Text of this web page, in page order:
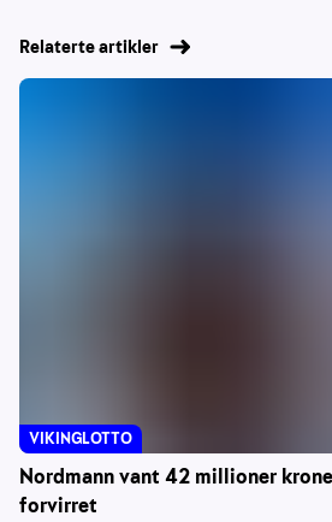
Relaterte artikler
Nordmann vant 42 millioner
forvirret
VIKINGLOTTO